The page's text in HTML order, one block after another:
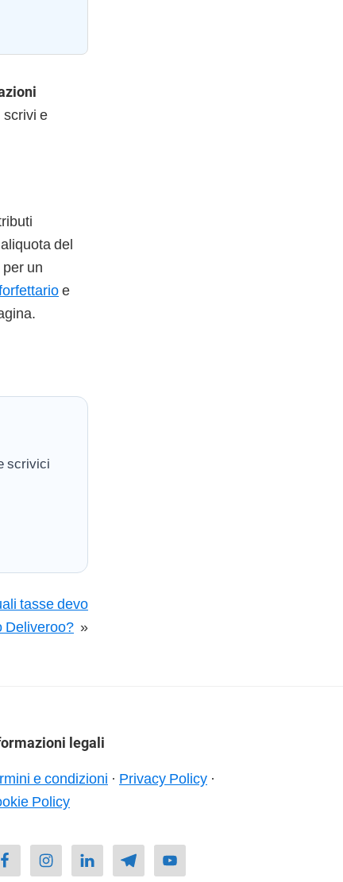
scrivi e
del
un
e
scrivici
tasse devo
Deliveroo? »
legali
e condizioni · Privacy Policy ·
Policy